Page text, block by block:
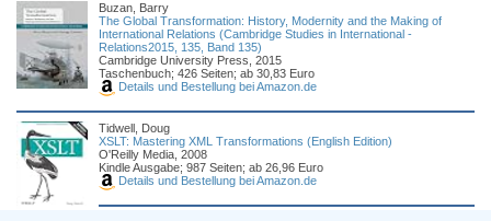
Buzan, Barry
The Global Transformation: History, Modernity and the Making of
International Relations (Cambridge Studies in International -
Relations2015, 135, Band 135)
Cambridge University Press, 2015
Taschenbuch; 426 Seiten; ab 30,83 Euro
Details und Bestellung bei Amazon.de
Tidwell, Doug
XSLT: Mastering XML Transformations (English Edition)
O'Reilly Media, 2008
Kindle Ausgabe; 987 Seiten; ab 26,96 Euro
Details und Bestellung bei Amazon.de